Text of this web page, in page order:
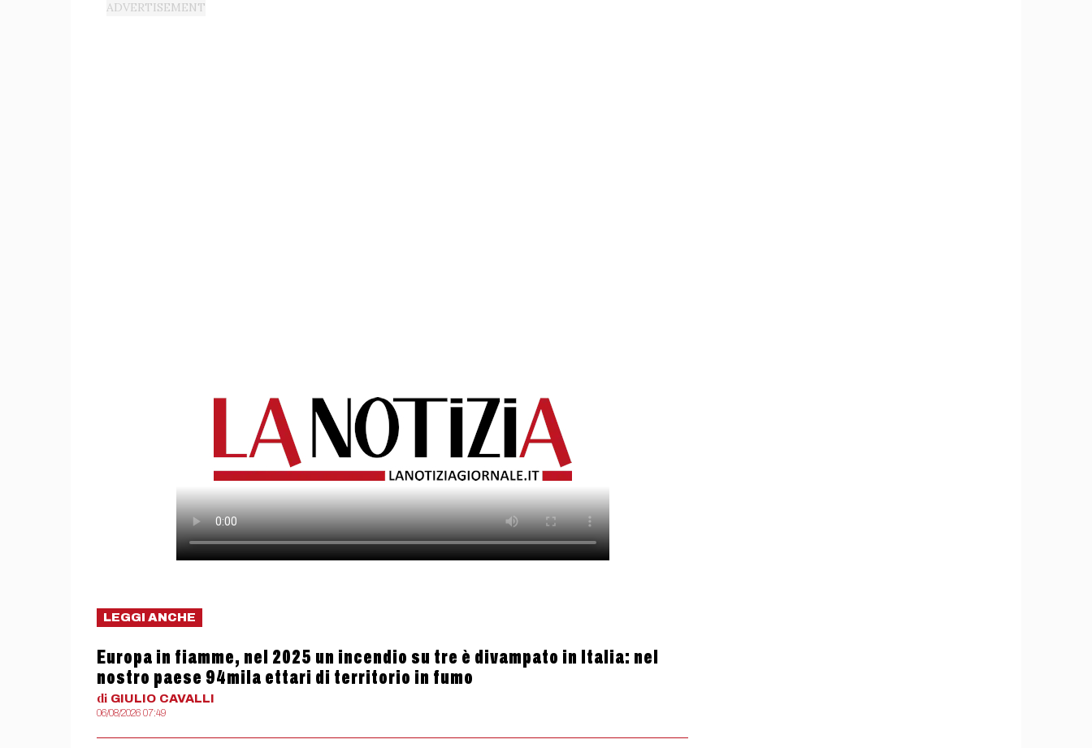
LEGGI ANCHE
Europa in fiamme, nel 2025 un incendio su tre è divampato in Italia: nel
nostro paese 94mila ettari di territorio in fumo
di GIULIO CAVALLI
06/08/2026 07:49